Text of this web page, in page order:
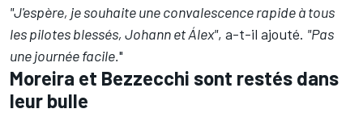
"J'espère, je souhaite une convalescence rapide à tous
les pilotes blessés, Johann et Álex", a-t-il ajouté. "Pas
une journée facile."
Moreira et Bezzecchi sont restés dans
leur bulle